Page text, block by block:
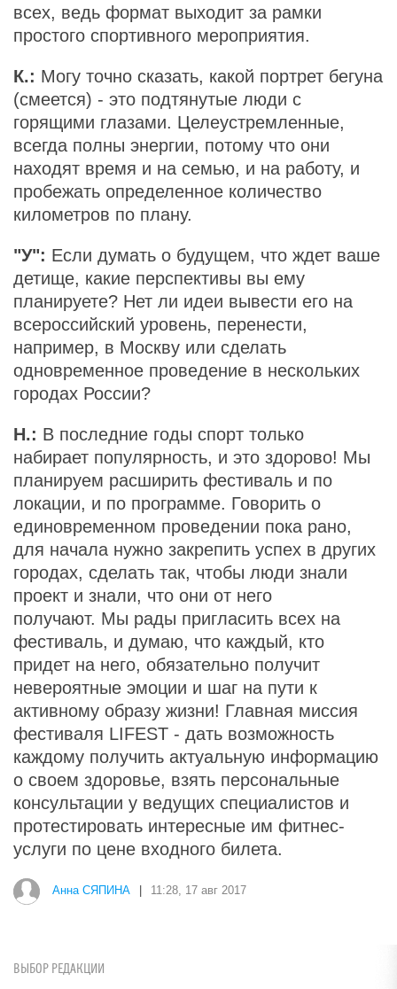
всех, ведь формат выходит за рамки
простого спортивного мероприятия.
К.: Могу точно сказать, какой портрет бегуна
(смеется) - это подтянутые люди с
горящими глазами. Целеустремленные,
всегда полны энергии, потому что они
находят время и на семью, и на работу, и
пробежать определенное количество
километров по плану.
"У": Если думать о будущем, что ждет ваше
детище, какие перспективы вы ему
планируете? Нет ли идеи вывести его на
всероссийский уровень, перенести,
например, в Москву или сделать
одновременное проведение в нескольких
городах России?
Н.: В последние годы спорт только
набирает популярность, и это здорово! Мы
планируем расширить фестиваль и по
локации, и по программе. Говорить о
единовременном проведении пока рано,
для начала нужно закрепить успех в других
городах, сделать так, чтобы люди знали
проект и знали, что они от него
получают. Мы рады пригласить всех на
фестиваль, и думаю, что каждый, кто
придет на него, обязательно получит
невероятные эмоции и шаг на пути к
активному образу жизни! Главная миссия
фестиваля LIFEST - дать возможность
каждому получить актуальную информацию
о своем здоровье, взять персональные
консультации у ведущих специалистов и
протестировать интересные им фитнес-
услуги по цене входного билета.
Анна СЯПИНА 11:28, 17 авг 2017
ВЫБОР РЕДАКЦИИ